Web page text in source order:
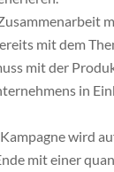
mit dem
mit der
in
wird
mit einer